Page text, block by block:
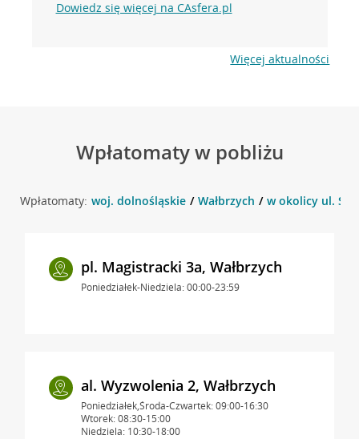
Dowiedz się więcej na CAsfera.pl
Więcej aktualności
Wpłatomaty w pobliżu
Wpłatomaty: woj. dolnośląskie Wałbrzych w okolicy ul.
pl. Magistracki 3a, Wałbrzych
Poniedziałek-Niedziela: 00:00-23:59
al. Wyzwolenia 2, Wałbrzych
Poniedziałek,Środa-Czwartek: 09:00-16:30
Wtorek: 08:30-15:00
Niedziela: 10:30-18:00